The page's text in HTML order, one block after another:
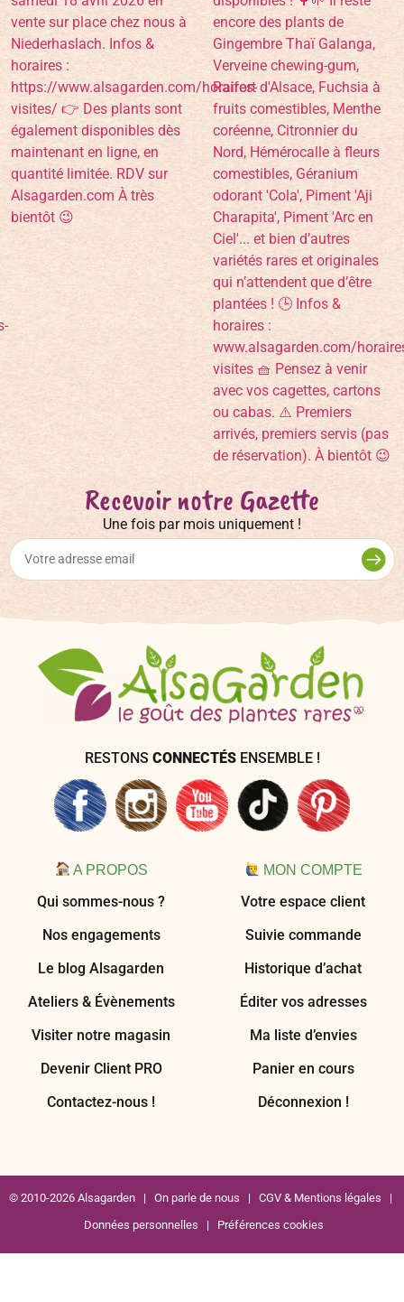
Recevoir notre Gazette
Une fois par mois uniquement !
RESTONS CONNECTÉS ENSEMBLE !
A PROPOS
Qui sommes-nous ?
Nos engagements
Le blog Alsagarden
Ateliers & Évènements
Visiter notre magasin
Devenir Client PRO
Contactez-nous !
MON COMPTE
Votre espace client
Suivie commande
Historique d’achat
Éditer vos adresses
Ma liste d’envies
Panier en cours
Déconnexion !
© 2010-2026 Alsagarden | On parle de nous | CGV & Mentions légales |
Données personnelles | Préférences cookies